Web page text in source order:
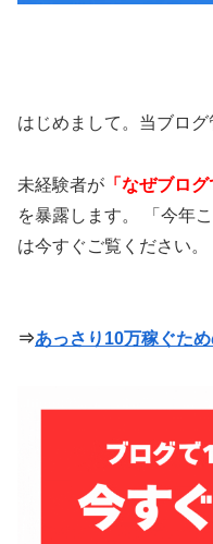
はじめまして。当ブログ
未経験者が 「なぜブロ
を暴露します。 「今年
は今すぐご覧ください。
⇒あっさり10万稼ぐた